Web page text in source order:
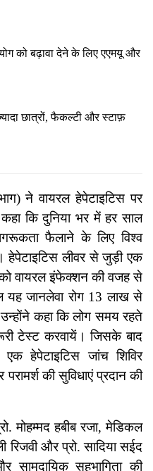
को बढ़ावा देने के लिए एएमयू और
छात्रों, फैकल्टी और स्टाफ़
ने वायरल हेपेटाइटिस पर
कि दुनिया भर में हर साल
फैलाने के लिए विश्व
हेपेटाइटिस लीवर से जुड़ी एक
को वायरल इंफेक्शन की वजह से
यह जानलेवा रोग 13 लाख से
कहा कि लोग समय रहते
टेस्ट करवायें। जिसके बाद
एक हेपेटाइटिस जांच शिविर
की सुविधाएं प्रदान की
मोहम्मद हबीब रजा, मेडिकल
और प्रो. सादिया सईद
सहभागिता की